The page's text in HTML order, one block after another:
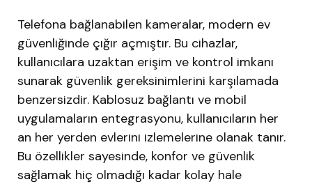
Telefona bağlanabilen kameralar, modern ev
güvenliğinde çığır açmıştır. Bu cihazlar,
kullanıcılara uzaktan erişim ve kontrol imkanı
sunarak güvenlik gereksinimlerini karşılamada
benzersizdir. Kablosuz bağlantı ve mobil
uygulamaların entegrasyonu, kullanıcıların her
an her yerden evlerini izlemelerine olanak tanır.
Bu özellikler sayesinde, konfor ve güvenlik
sağlamak hiç olmadığı kadar kolay hale